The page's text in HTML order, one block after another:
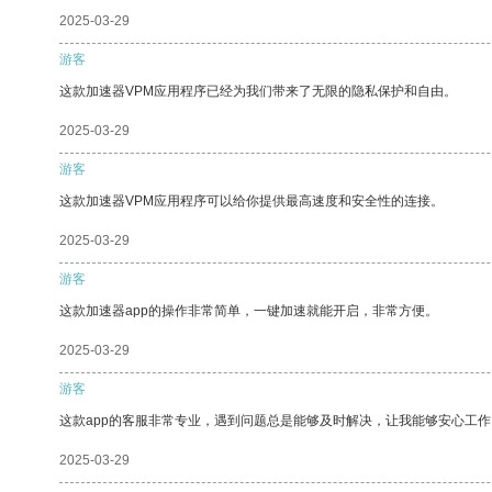
2025-03-29
游客
这款加速器VPM应用程序已经为我们带来了无限的隐私保护和自由。
2025-03-29
游客
这款加速器VPM应用程序可以给你提供最高速度和安全性的连接。
2025-03-29
游客
这款加速器app的操作非常简单，一键加速就能开启，非常方便。
2025-03-29
游客
这款app的客服非常专业，遇到问题总是能够及时解决，让我能够安心工
2025-03-29